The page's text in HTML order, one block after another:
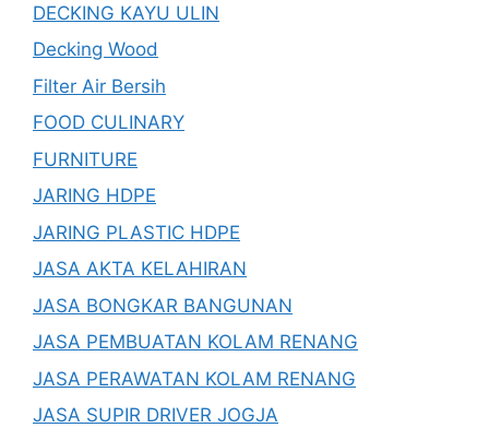
DECKING KAYU ULIN
Decking Wood
Filter Air Bersih
FOOD CULINARY
FURNITURE
JARING HDPE
JARING PLASTIC HDPE
JASA AKTA KELAHIRAN
JASA BONGKAR BANGUNAN
JASA PEMBUATAN KOLAM RENANG
JASA PERAWATAN KOLAM RENANG
JASA SUPIR DRIVER JOGJA